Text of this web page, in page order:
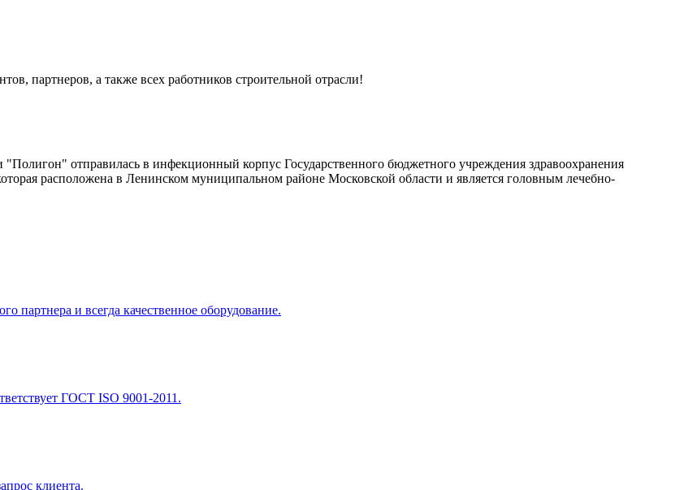
партнеров, а также всех работников строительной отрасли!
отправилась в инфекционный корпус Государственного бюджетного учреждения здравоохранения
расположена в Ленинском муниципальном районе Московской области и является головным лечебно-
и всегда качественное оборудование.
ГОСТ ISO 9001-2011.
клиента.